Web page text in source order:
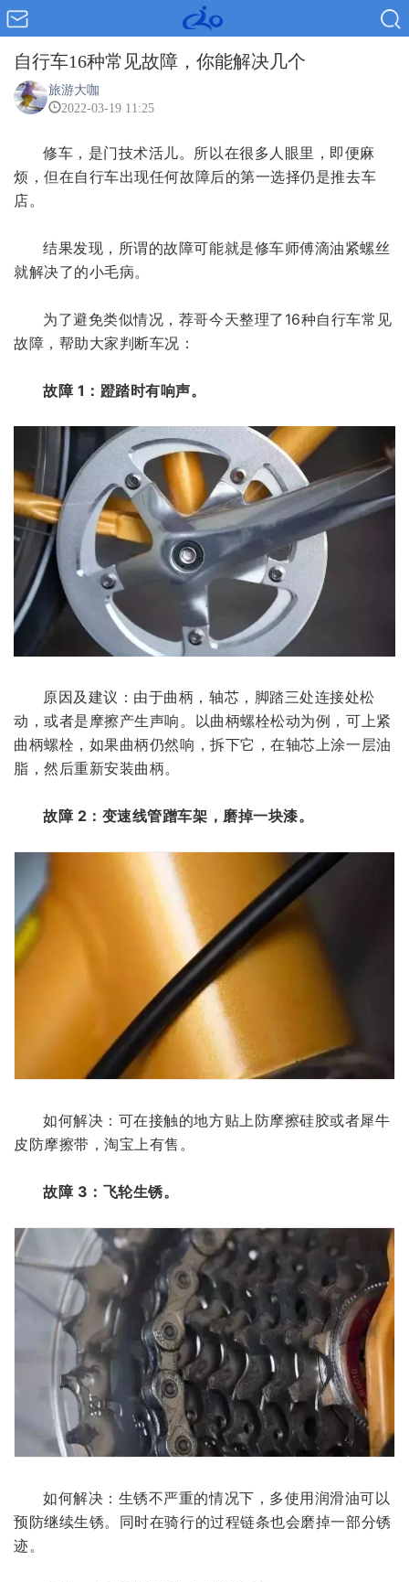
自行车16种常见故障，你能解决几个
旅游大咖
2022-03-19 11:25
修车，是门技术活儿。所以在很多人眼里，即便麻
烦，但在自行车出现任何故障后的第一选择仍是推去车
店。
结果发现，所谓的故障可能就是修车师傅滴油紧螺丝
就解决了的小毛病。
为了避免类似情况，荐哥今天整理了16种自行车常见
故障，帮助大家判断车况：
故障 1：蹬踏时有响声。
原因及建议：由于曲柄，轴芯，脚踏三处连接处松
动，或者是摩擦产生声响。以曲柄螺栓松动为例，可上紧
曲柄螺栓，如果曲柄仍然响，拆下它，在轴芯上涂一层油
脂，然后重新安装曲柄。
故障 2：变速线管蹭车架，磨掉一块漆。
如何解决：可在接触的地方贴上防摩擦硅胶或者犀牛
皮防摩擦带，淘宝上有售。
故障 3：飞轮生锈。
如何解决：生锈不严重的情况下，多使用润滑油可以
预防继续生锈。同时在骑行的过程链条也会磨掉一部分锈
迹。